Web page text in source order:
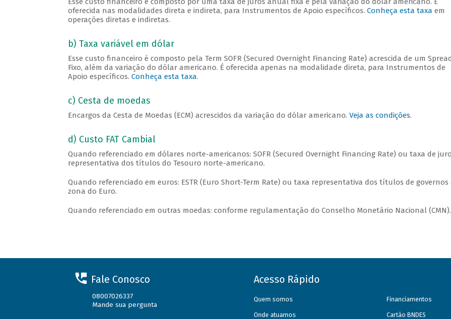
oferecida nas modalidades direta e indireta, para Instrumentos de Apoio específicos. Conheça esta taxa em
operações diretas e indiretas.
b) Taxa variável em dólar
Esse custo financeiro é composto pela Term SOFR (Secured Overnight Financing Rate) acrescida de um
Fixo, além da variação do dólar americano. É oferecida apenas na modalidade direta, para Instrumentos de
Apoio específicos. Conheça esta taxa.
c) Cesta de moedas
Encargos da Cesta de Moedas (ECM) acrescidos da variação do dólar americano. Veja as condições.
d) Custo FAT Cambial
Quando referenciado em dólares norte-americanos: SOFR (Secured Overnight Financing Rate) ou taxa de
representativa dos títulos do Tesouro norte-americano.
Quando referenciado em euros: ESTR (Euro Short-Term Rate) ou taxa representativa dos títulos de governos
zona do Euro.
Quando referenciado em outras moedas: conforme regulamentação do Conselho Monetário Nacional (CMN).
Fale Conosco
08007026337
Mande sua pergunta
Acesso Rápido
Quem somos
Onde atuamos
Financiamentos
Cartão BNDES